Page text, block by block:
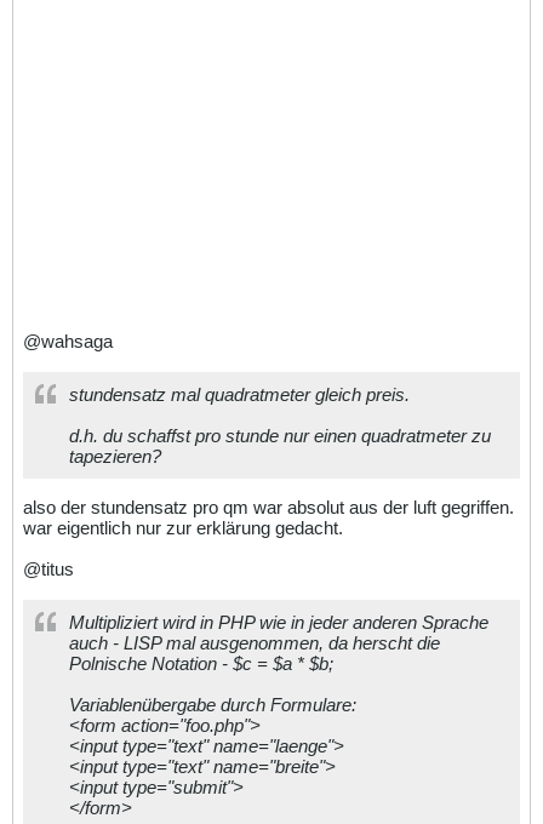
@wahsaga
stundensatz mal quadratmeter gleich preis.
d.h. du schaffst pro stunde nur einen quadratmeter zu
tapezieren?
also der stundensatz pro qm war absolut aus der luft gegriffen.
war eigentlich nur zur erklärung gedacht.
@titus
Multipliziert wird in PHP wie in jeder anderen Sprache
auch - LISP mal ausgenommen, da herscht die
Polnische Notation - $c = $a * $b;
Variablenübergabe durch Formulare:
<form action="foo.php">
<input type="text" name="laenge">
<input type="text" name="breite">
<input type="submit">
</form>